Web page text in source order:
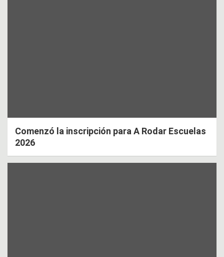
Comenzó la inscripción para A Rodar Escuelas
2026